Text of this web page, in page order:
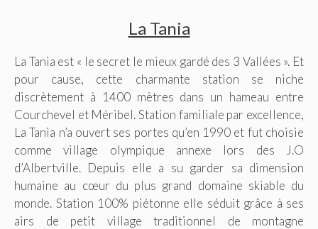
La Tania
La Tania est « le secret le mieux gardé des 3 Vallées ». Et
pour cause, cette charmante station se niche
discrètement à 1400 mètres dans un hameau entre
Courchevel et Méribel. Station familiale par excellence,
La Tania n’a ouvert ses portes qu’en 1990 et fut choisie
comme village olympique annexe lors des J.O
d’Albertville. Depuis elle a su garder sa dimension
humaine au cœur du plus grand domaine skiable du
monde. Station 100% piétonne elle séduit grâce à ses
airs de petit village traditionnel de montagne